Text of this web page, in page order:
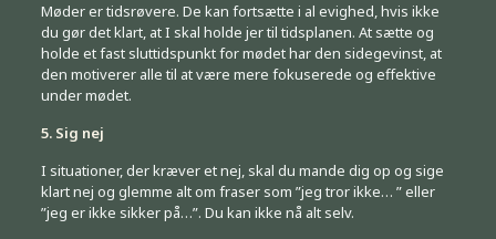
Møder er tidsrøvere. De kan fortsætte i al evighed, hvis ikke
du gør det klart, at I skal holde jer til tidsplanen. At sætte og
holde et fast sluttidspunkt for mødet har den sidegevinst, at
den motiverer alle til at være mere fokuserede og effektive
under mødet.
5. Sig nej
I situationer, der kræver et nej, skal du mande dig op og sige
klart nej og glemme alt om fraser som ”jeg tror ikke… ” eller
”jeg er ikke sikker på…”. Du kan ikke nå alt selv.